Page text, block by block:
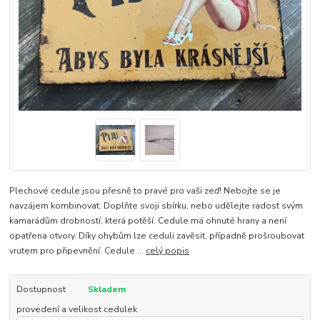
Plechové cedule jsou přesně to pravé pro vaši zeď! Nebojte se je
navzájem kombinovat. Doplňte svoji sbírku, nebo udělejte radost svým
kamarádům drobností, která potěší. Cedule má ohnuté hrany a není
opatřena otvory. Díky ohybům lze ceduli zavěsit, případně prošroubovat
vrutem pro připevnění. Cedule ... celý popis
Dostupnost
Skladem
provedení a velikost cedulek